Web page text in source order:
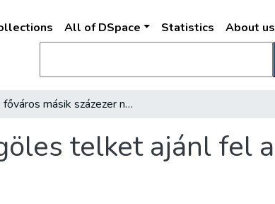
All of DSpace Statistics About us
A főváros másik százezer négyszögöles telket ajánl fel a Kertváros céljára
telket ajánl fel a